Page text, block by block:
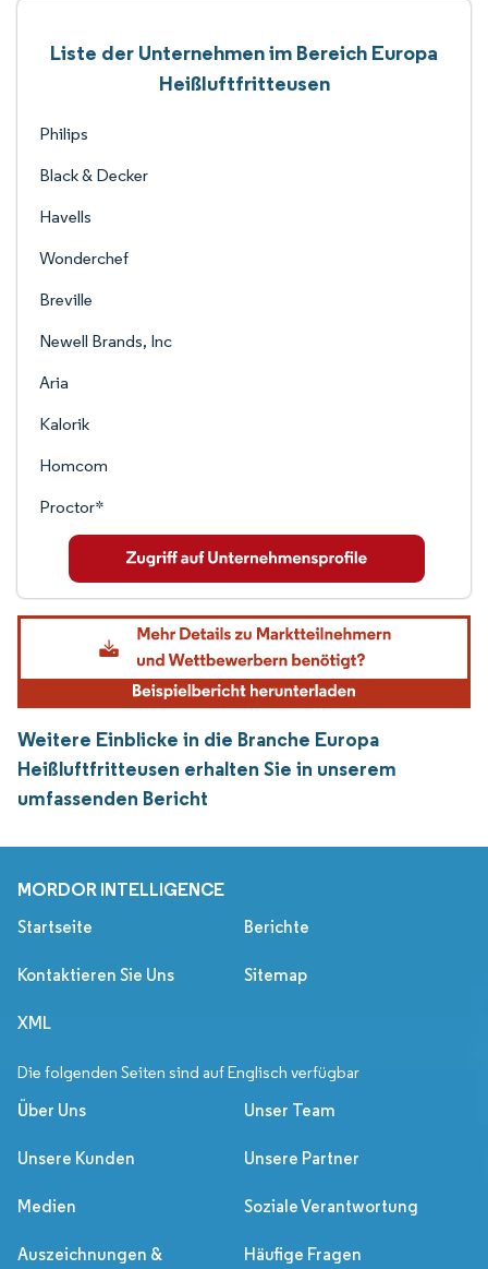
Liste der Unternehmen im Bereich Europa
Heißluftfritteusen
Philips
Black & Decker
Havells
Wonderchef
Breville
Newell Brands, Inc
Aria
Kalorik
Homcom
Proctor*
Weitere Einblicke in die Branche Europa
Heißluftfritteusen erhalten Sie in unserem
umfassenden Bericht
MORDOR INTELLIGENCE
Startseite Berichte
Kontaktieren Sie Uns Sitemap
XML
Die folgenden Seiten sind auf Englisch verfügbar
Über Uns Unser Team
Unsere Kunden Unsere Partner
Medien Soziale Verantwortung
Auszeichnungen &
Häufige Fragen